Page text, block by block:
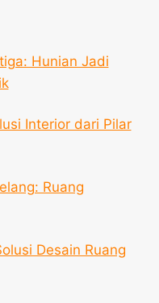
Hunian Jadi
Interior dari Pilar
Ruang
Desain Ruang